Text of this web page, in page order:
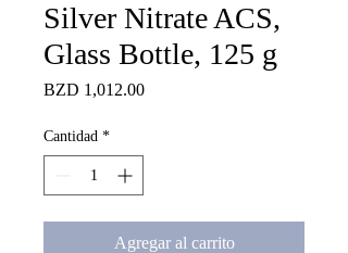
Silver Nitrate ACS,
Glass Bottle, 125 g
BZD 1,012.00Precio
Cantidad *
Agregar al carrito